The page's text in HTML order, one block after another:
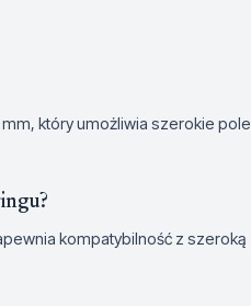
który umożliwia szerokie pole
kompatybilność z szeroką